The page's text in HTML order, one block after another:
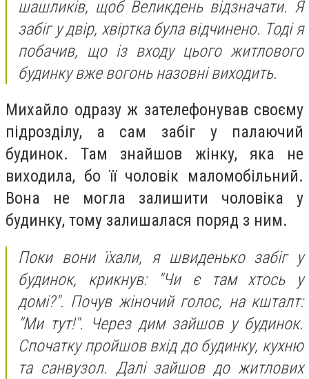
шашликів, щоб Великдень відзначати. Я
забіг у двір, хвіртка була відчинено. Тоді я
побачив, що із входу цього житлового
будинку вже вогонь назовні виходить.
Михайло одразу ж зателефонував своєму
підрозділу, а сам забіг у палаючий
будинок. Там знайшов жінку, яка не
виходила, бо її чоловік маломобільний.
Вона не могла залишити чоловіка у
будинку, тому залишалася поряд з ним.
Поки вони їхали, я швиденько забіг у
будинок, крикнув: "Чи є там хтось у
домі?". Почув жіночий голос, на кшталт:
"Ми тут!". Через дим зайшов у будинок.
Спочатку пройшов вхід до будинку, кухню
та санвузол. Далі зайшов до житлових